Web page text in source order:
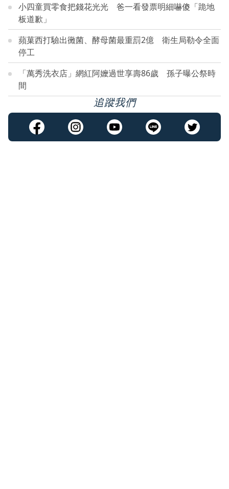
小四童買零食把錢花光光 爸一看發票明細嚇傻「跪地
板道歉」
蘋菓西打驗出黴菌、酵母菌最重罰2億 衛生局勒令全面
停工
「萬秀洗衣店」網紅阿嬤過世享壽86歲 孫子曝公祭時
間
追蹤我們